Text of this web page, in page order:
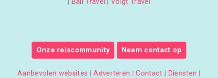
Onze reiscommunity Neem contact op
Aanbevolen websites |Adverteren |Contact Diensten